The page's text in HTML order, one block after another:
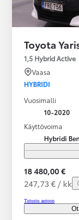
Toyota
1,5 Hybrid Active
Vaasa
HYBRIDI
Vuosimalli
10-2020
Käyttövoima
Hybridi
18 480,00 €
247,73 € / kk
Tutustu autoon